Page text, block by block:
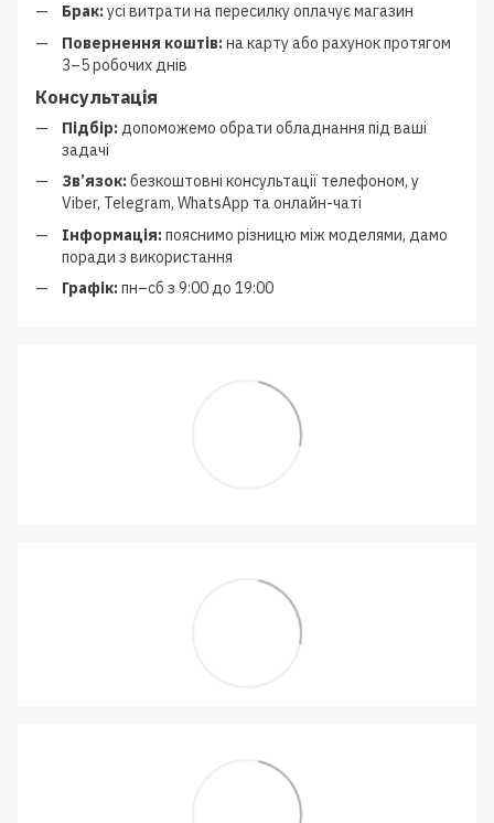
Брак:усі витрати на пересилку оплачує магазин
Повернення коштів:на карту або рахунок протягом
3–5 робочих днів
Консультація
Підбір:допоможемо обрати обладнання під ваші
задачі
Зв’язок:безкоштовні консультації телефоном, у
Viber, Telegram, WhatsApp та онлайн-чаті
Інформація:пояснимо різницю між моделями, дамо
поради з використання
Графік:пн–сб з 9:00 до 19:00